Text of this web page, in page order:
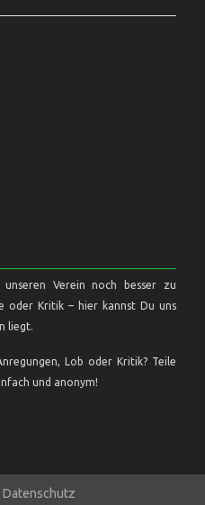
Verein noch besser zu
oder Kritik – hier kannst Du uns
liegt.
Lob oder Kritik? Teile
und anonym!
Datenschutz